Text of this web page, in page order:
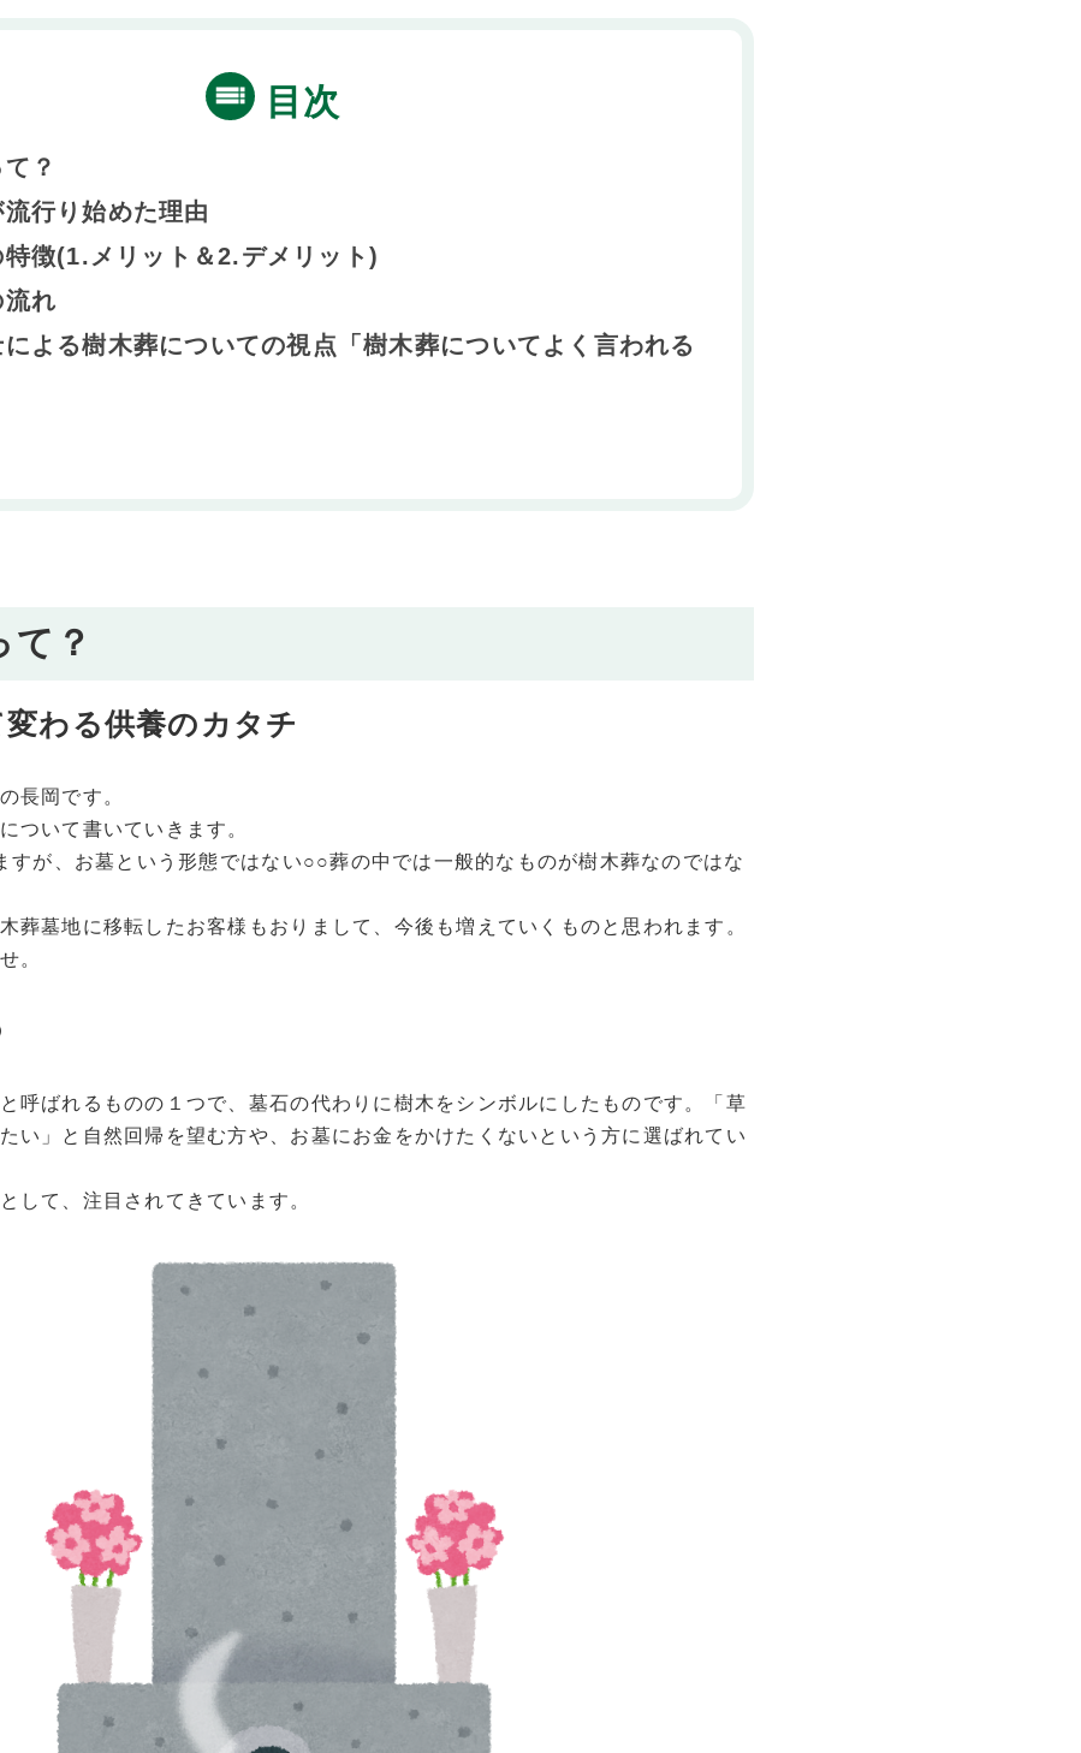
目次
？
行り始めた理由
徴(1.メリット＆2.デメリット)
れ
よる樹木葬についての視点「樹木葬についてよく言われる
？
わる供養のカタチ
長岡です。
ついて書いていきます。
が、お墓という形態ではない○○葬の中では一般的なものが樹木葬なのではな
葬墓地に移転したお客様もおりまして、今後も増えていくものと思われます。
。
呼ばれるものの１つで、墓石の代わりに樹木をシンボルにしたものです。「草
い」と自然回帰を望む方や、お墓にお金をかけたくないという方に選ばれてい
して、注目されてきています。